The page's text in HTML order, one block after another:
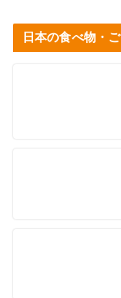
日本の食べ物・